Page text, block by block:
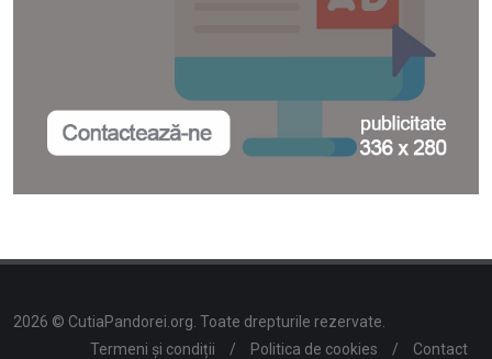
2026 © CutiaPandorei.org. Toate drepturile rezervate.
Termeni și condiții
/ Politica de cookies / Contact